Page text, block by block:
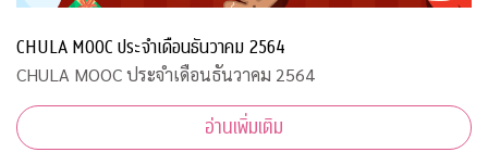
CHULA MOOC ประจำเดือนธันวาคม 2564
CHULA MOOC ประจำเดือนธันวาคม 2564
อ่านเพิ่มเติม